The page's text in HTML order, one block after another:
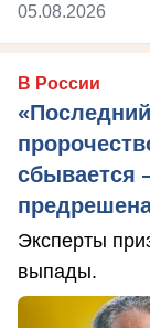
05.08.2026
В России
сбывается
Эксперты
выпады.